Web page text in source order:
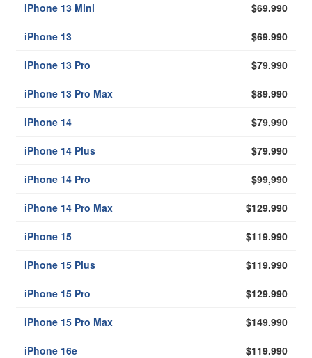
iPhone 13 Mini $69.990
iPhone 13 $69.990
iPhone 13 Pro $79.990
iPhone 13 Pro Max $89.990
iPhone 14 $79,990
iPhone 14 Plus $79.990
iPhone 14 Pro $99,990
iPhone 14 Pro Max $129.990
iPhone 15 $119.990
iPhone 15 Plus $119.990
iPhone 15 Pro $129.990
iPhone 15 Pro Max $149.990
iPhone 16e $119.990